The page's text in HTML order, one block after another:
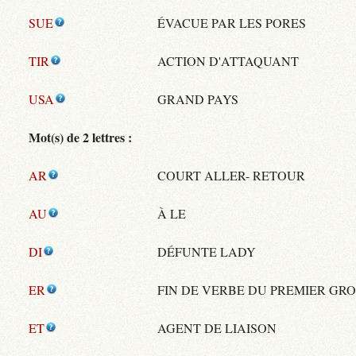
SUE ÉVACUE PAR LES PORES
TIR ACTION D'ATTAQUANT
USA GRAND PAYS
Mot(s) de 2 lettres :
AR COURT ALLER- RETOUR
AU À LE
DI DÉFUNTE LADY
ER FIN DE VERBE DU PREMIER
ET AGENT DE LIAISON